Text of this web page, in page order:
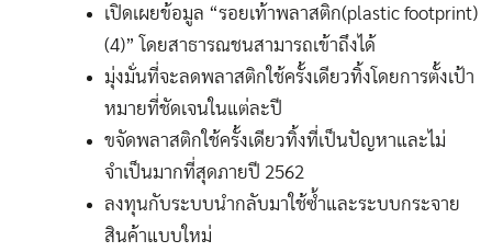
เปิดเผยข้อมูล “รอยเท้าพลาสติก(plastic footprint)
(4)” โดยสาธารณชนสามารถเข้าถึงได้
มุ่งมั่นที่จะลดพลาสติกใช้ครั้งเดียวทิ้งโดยการตั้งเป้า
หมายที่ชัดเจนในแต่ละปี
ขจัดพลาสติกใช้ครั้งเดียวทิ้งที่เป็นปัญหาและไม่
จำเป็นมากที่สุดภายปี 2562
ลงทุนกับระบบนำกลับมาใช้ซ้ำและระบบกระจาย
สินค้าแบบใหม่